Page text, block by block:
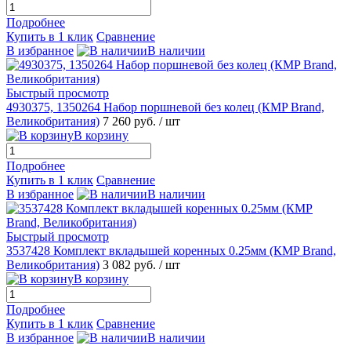
Подробнее
Купить в 1 клик Сравнение
В избранное
В наличии
Быстрый просмотр
4930375, 1350264 Набор поршневой без колец (КMP Brand,
Великобритания) 7 260 руб. / шт
В корзину
Подробнее
Купить в 1 клик Сравнение
В избранное
В наличии
Быстрый просмотр
3537428 Комплект вкладышей коренных 0.25мм (КMP Brand,
Великобритания) 3 082 руб. / шт
В корзину
Подробнее
Купить в 1 клик Сравнение
В избранное
В наличии